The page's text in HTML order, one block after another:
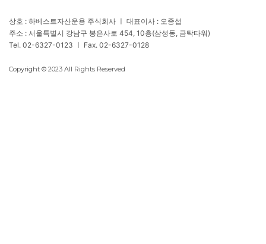
상호 : 하베스트자산운용 주식회사 ㅣ 대표이사 : 오종섭
주소 : 서울특별시 강남구 봉은사로 454, 10층(삼성동, 금탁타워)
Tel. 02-6327-0123 ㅣ Fax. 02-6327-0128
Copyright © 2023 All Rights Reserved